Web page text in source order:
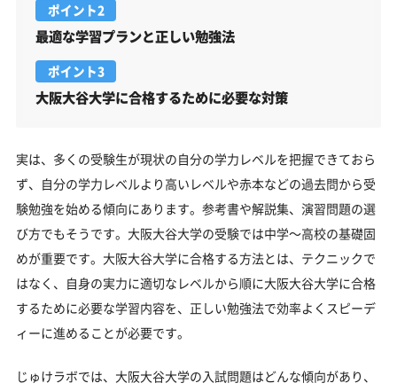
ポイント2
最適な学習プランと正しい勉強法
ポイント3
大阪大谷大学に合格するために必要な対策
実は、多くの受験生が現状の自分の学力レベルを把握できておら
ず、自分の学力レベルより高いレベルや赤本などの過去問から受
験勉強を始める傾向にあります。参考書や解説集、演習問題の選
び方でもそうです。大阪大谷大学の受験では中学～高校の基礎固
めが重要です。大阪大谷大学に合格する方法とは、テクニックで
はなく、自身の実力に適切なレベルから順に大阪大谷大学に合格
するために必要な学習内容を、正しい勉強法で効率よくスピーデ
ィーに進めることが必要です。
じゅけラボでは、大阪大谷大学の入試問題はどんな傾向があり、